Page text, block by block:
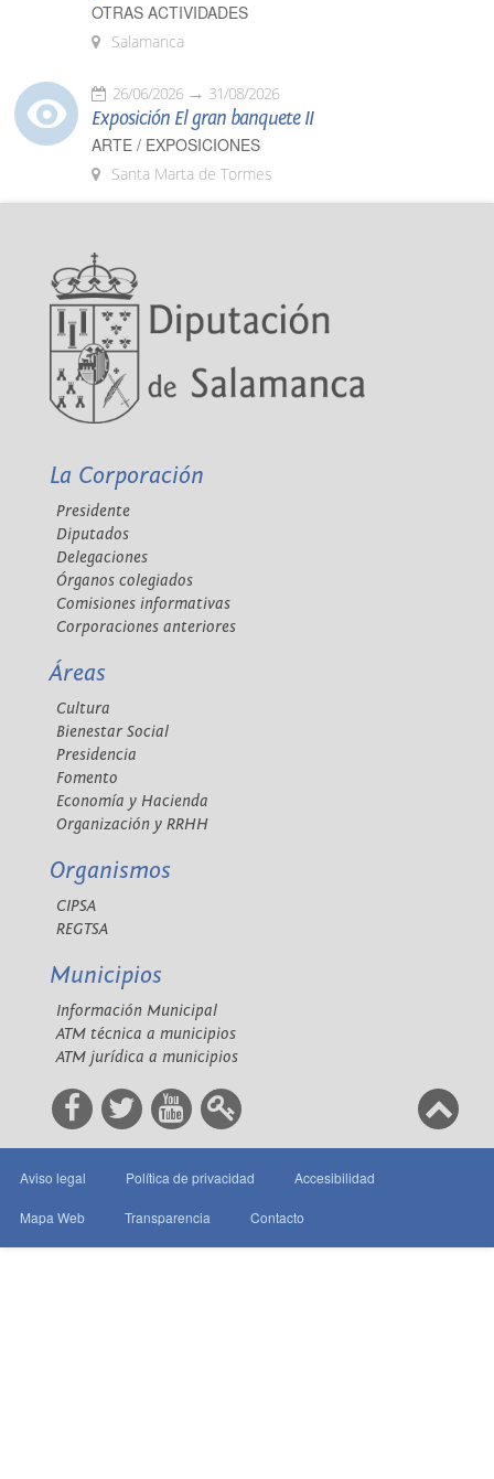
OTRAS ACTIVIDADES
Salamanca
26/06/2026 31/08/2026
Exposición El gran banquete II
ARTE / EXPOSICIONES
Santa Marta de Tormes
La Corporación
Presidente
Diputados
Delegaciones
Órganos colegiados
Comisiones informativas
Corporaciones anteriores
Áreas
Cultura
Bienestar Social
Presidencia
Fomento
Economía y Hacienda
Organización y RRHH
Organismos
CIPSA
REGTSA
Municipios
Información Municipal
ATM técnica a municipios
ATM jurídica a municipios
Aviso legal Política de privacidad Accesibilidad
Mapa Web Transparencia Contacto